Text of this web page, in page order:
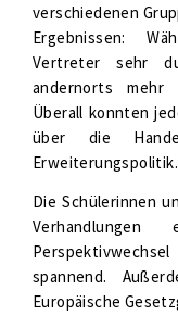
verschiedenen
Ergebnissen:
Vertreter sehr
andernorts mehr
Überall konnten
über die
Erweiterungspolitik.
Die Schülerinnen
spannend.
Europäische